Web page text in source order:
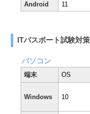
Android
11
ITパスポート試験対
パソコン
端末 OS
Windows 10